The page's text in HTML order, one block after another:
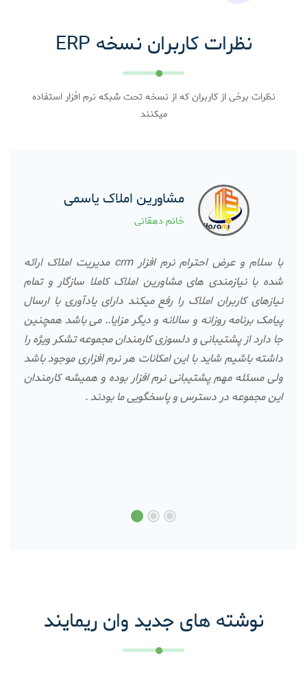
نظرات کاربران نسخه ERP
نظرات برخی از کاربران که از نسخه تحت شبکه نرم افزار استفاده
میکنند
مشاورین املاک یاسمی
خانم دهقانی
با سلام و عرض احترام نرم افزار crm مدیریت املاک ارائه
شده با نیازمندی های مشاورین املاک کاملا سازگار و تمام
نیازهای کاربران املاک را رفع میکند دارای یادآوری با ارسال
پیامک برنامه روزانه و سالانه و دیگر مزایا.. می باشد همچنین
جا دارد از پشتیبانی و دلسوزی کارمندان مجموعه تشکر ویژه را
داشته باشیم شاید با این امکانات هر نرم افزاری موجود باشد
ولی مسئله مهم پشتیبانی نرم افزار بوده و همیشه کارمندان
این مجموعه در دسترس و پاسخگویی ما بودند .
نوشته های جدید وان ریمایند